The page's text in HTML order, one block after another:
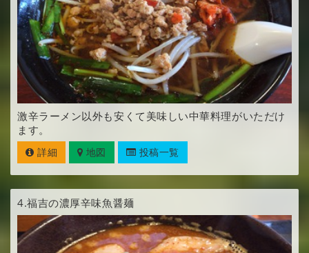
激辛ラーメン以外も安くて美味しい中華料理がいただけ
ます。
詳細 地図 投稿一覧
4.福吉の濃厚辛味魚醤麺